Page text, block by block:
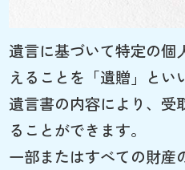
遺言に基づいて特定の個
えることを「遺贈」とい
遺言書の内容により、受
ることができます。
一部またはすべての財産